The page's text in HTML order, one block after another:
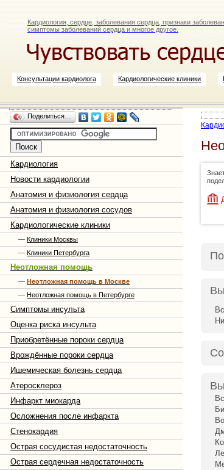
Кардиология, сердце, заболевания сердца, признаки
симптомы заболеваний сердца и многое другое.
Консультации кардиолога Кардиологические клиники
Поделиться…
Кардиология
Новости кардиологии
Анатомия и физиология сердца
Анатомия и физиология сосудов
Кардиологические клиники
— Клиники Москвы
— Клиники Петербурга
Неотложная помощь
— Неотложная помощь в Москве
— Неотложная помощь в Петербурге
Симптомы инсульта
Оценка риска инсульта
Приобретённые пороки сердца
Врождённые пороки сердца
Ишемическая болезнь сердца
Атеросклероз
Инфаркт миокарда
Осложнения после инфаркта
Стенокардия
Острая сосудистая недостаточность
Острая сердечная недостаточность